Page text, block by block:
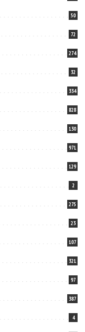
50
72
274
32
334
828
130
971
129
2
275
23
107
321
97
387
4